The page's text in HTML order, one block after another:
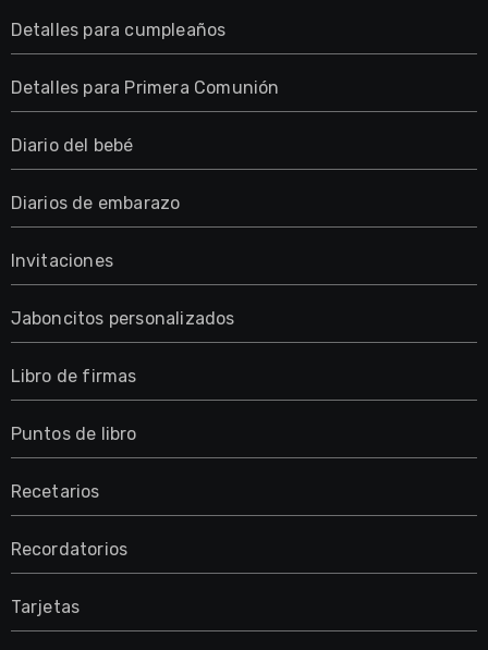
Detalles para cumpleaños
Detalles para Primera Comunión
Diario del bebé
Diarios de embarazo
Invitaciones
Jaboncitos personalizados
Libro de firmas
Puntos de libro
Recetarios
Recordatorios
Tarjetas